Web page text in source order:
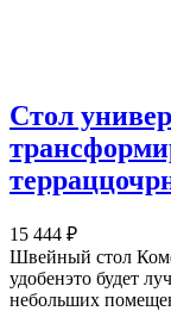
Стол
15 444 ₽
Швейный стол
удобенэто будет
небольших